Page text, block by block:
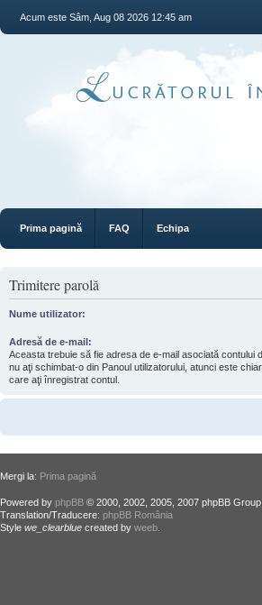
Acum este Sâm, Aug 08 2026 12:45 am
Prima pagină FAQ Echipa
Trimitere parolă
Nume utilizator:
Adresă de e-mail:
Aceasta trebuie să fie adresa de e-mail asociată contului
nu aţi schimbat-o din Panoul utilizatorului, atunci este
care aţi înregistrat contul.
Mergi la: Prima pagină
Powered by phpBB © 2000, 2002, 2005, 2007 phpBB Group.
Translation/Traducere: phpBB România
Style we_clearblue created by weeb